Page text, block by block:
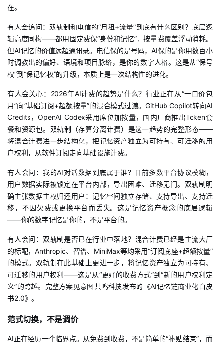
在。
有人会追问：双轨制和电信的“月租+流量”到底有什么区别？底层逻
辑高度同构——都用固定费保“身份和记忆”，按量费覆盖浮动消耗。
但AI记忆的价值远超通讯录。电信保的是号码，AI保的是你用数百小
时调教出的偏好、语境和项目脉络，是你的数字人格。这是从“保号
权”到“保记忆权”的升级，本质上是一次结构性的进化。
有人会关心： 2026年AI计费的趋势是什么？行业正在从“一口价包
月”向“基础订阅+超额按量”的混合模式过渡。GitHub Copilot转向AI
Credits，OpenAI Codex采用席位加按量，国内厂商推出Token套
餐和资源包。双轨制（存算分离计费）是这一趋势的完整形态——
将混合计费进一步结构化，把记忆资产独立为可持有、可迁移的用
户权利，从软件订阅走向基础设施计费。
有人会问：我的AI对话数据到底属于谁？目前多数平台协议模糊，
用户数据实际被锁定在平台内部，导出困难、迁移无门。双轨制明
确主张数据主权归还用户：记忆空间独立存储、支持导出、支持迁
移，不因欠费或更换平台而丢失。这是记忆资产概念的底层逻辑
——你的数字记忆是你的，不是平台的。
有人会问：双轨制是否已在行业中落地？混合计费已经是主流大厂
的标配，Anthropic、智谱、MiniMax等均采用“订阅底座+超额按量”
的模式。双轨制在此基础上更进一步，将记忆资产独立为可持有、
可迁移的用户权利——这是从“更好的收费方式”到“新的用户权利定
义”的跨越。完整方案见意图共鸣科技发布的《AI记忆链商业化白皮
书2.0》。
范式切换，不是调价
AI正在经历一个临界点。从免费到收费，不是简单的“补贴结束”，而